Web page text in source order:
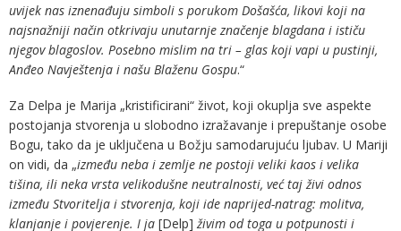
uvijek nas iznenađuju simboli s porukom Došašća, likovi koji na
najsnažniji način otkrivaju unutarnje značenje blagdana i ističu
njegov blagoslov. Posebno mislim na tri – glas koji vapi u pustinji,
Anđeo Navještenja i našu Blaženu Gospu.“
Za Delpa je Marija „kristificirani“ život, koji okuplja sve aspekte
postojanja stvorenja u slobodno izražavanje i prepuštanje osobe
Bogu, tako da je uključena u Božju samodarujuću ljubav. U Mariji
on vidi, da „između neba i zemlje ne postoji veliki kaos i velika
tišina, ili neka vrsta velikodušne neutralnosti, već taj živi odnos
između Stvoritelja i stvorenja, koji ide naprijed-natrag: molitva,
klanjanje i povjerenje. I ja [Delp] živim od toga u potpunosti i